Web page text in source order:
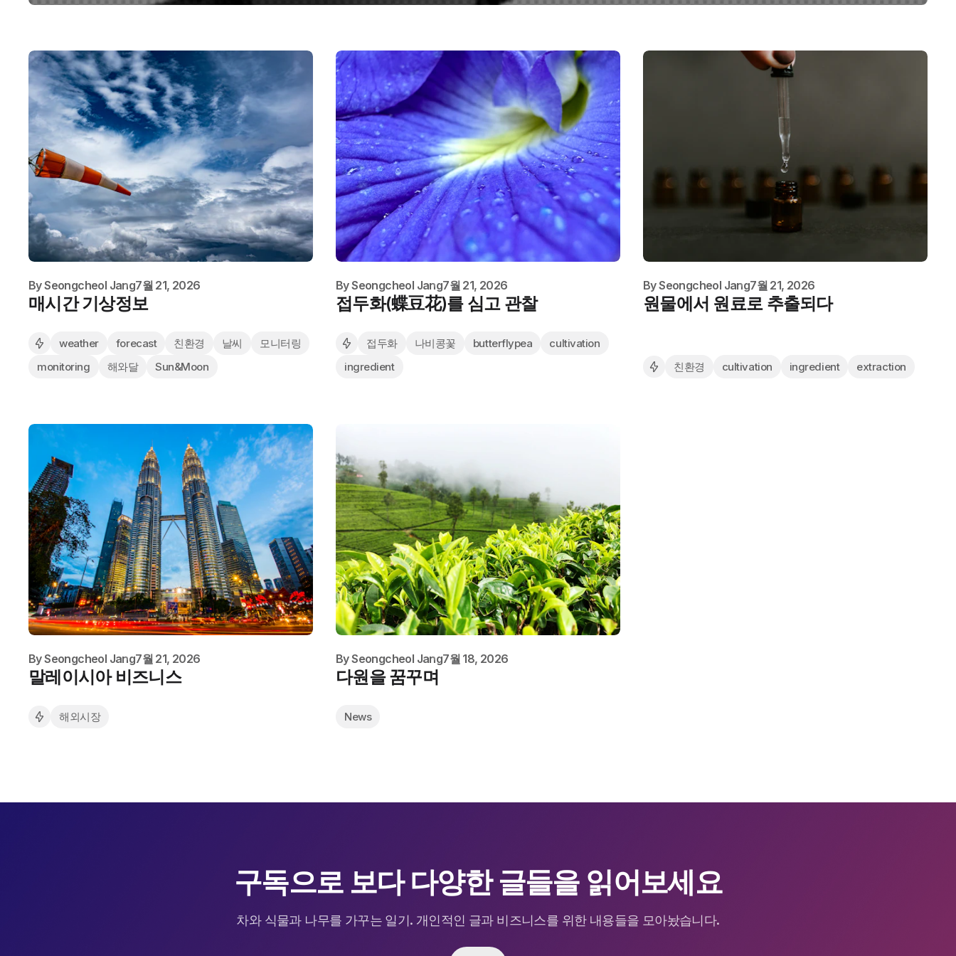
BySeongcheol Jang7월 21, 2026
매시간 기상정보
weather forecast 친환경 날씨
모니터링
monitoring
해와달 Sun&Moon
BySeongcheol Jang7월 21, 2026
접두화(蝶豆花)를 심고 관찰
접두화 나비콩꽃 butterflypea
cultivation
ingredient
BySeongcheol Jang7월 21, 2026
원물에서 원료로 추출되다
친환경 cultivation ingredient extraction
BySeongcheol Jang7월 21, 2026
말레이시아 비즈니스
해외시장
BySeongcheol Jang7월 18, 2026
다원을 꿈꾸며
News
구독으로 보다 다양한 글들을 읽어보세요
차와 식물과 나무를 가꾸는 일기. 개인적인 글과 비즈니스를 위한 내용들을 모아놨습니다.